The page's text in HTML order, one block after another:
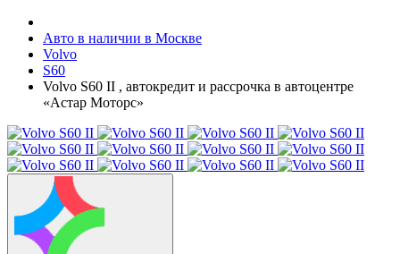
Авто в наличии в Москве
Volvo
S60
Volvo S60 II , автокредит и рассрочка в автоцентре
«Астар Моторс»